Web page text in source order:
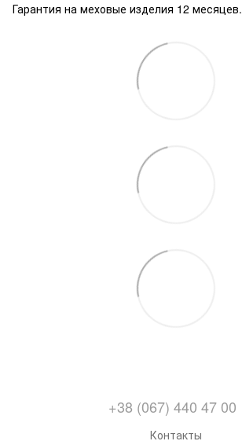
Гарантия на меховые изделия 12 месяцев.
+38 (067) 440 47 00
Контакты